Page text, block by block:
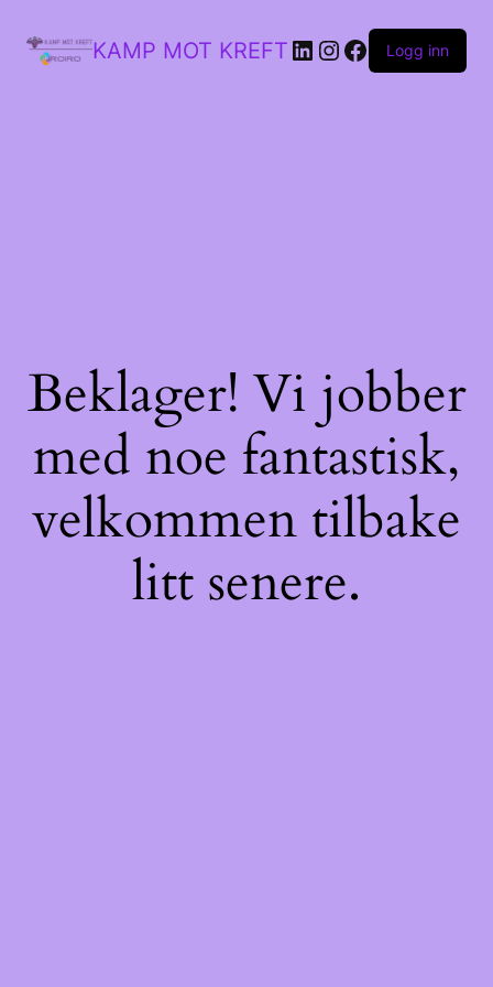
KAMP MOT KREFT LinkedIn
Instagram
Facebook
Logg inn
Beklager! Vi jobber
med noe fantastisk,
velkommen tilbake
litt senere.